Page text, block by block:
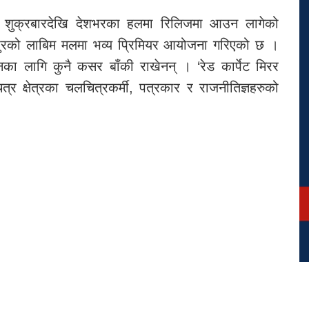
देशभरका हलमा रिलिजमा आउन लागेको
लाबिम मलमा भव्य प्रिमियर आयोजना गरिएको छ ।
लागि कुनै कसर बाँकी राखेनन् । ‘रेड कार्पेट मिरर
क्षेत्रका चलचित्रकर्मी, पत्रकार र राजनीतिज्ञहरुको